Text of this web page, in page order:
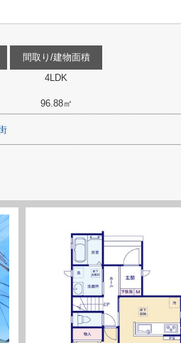
間取り/建物面積
4LDK
96.88㎡